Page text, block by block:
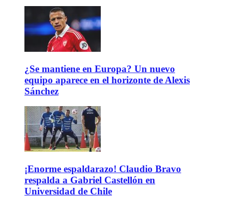
¿Se mantiene en Europa? Un nuevo
equipo aparece en el horizonte de Alexis
Sánchez
¡Enorme espaldarazo! Claudio Bravo
respalda a Gabriel Castellón en
Universidad de Chile